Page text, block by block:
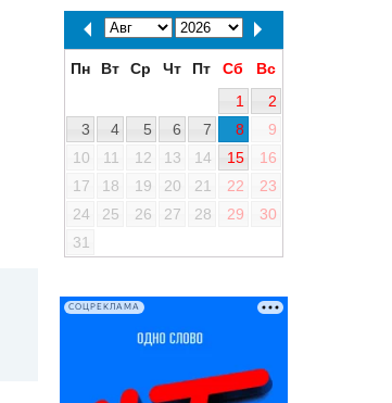
Пн Вт Ср Чт Пт Сб
Вс
1
2
3
4 5 6 7 8
9
10
11 12 13 14 15
16
17
18 19 20 21 22
23
24
25 26 27 28 29
30
31
СОЦРЕКЛАМА